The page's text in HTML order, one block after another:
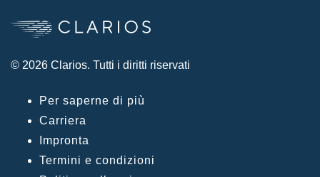
© 2026 Clarios. Tutti i diritti riservati
Per saperne di più
Carriera
Impronta
Termini e condizioni